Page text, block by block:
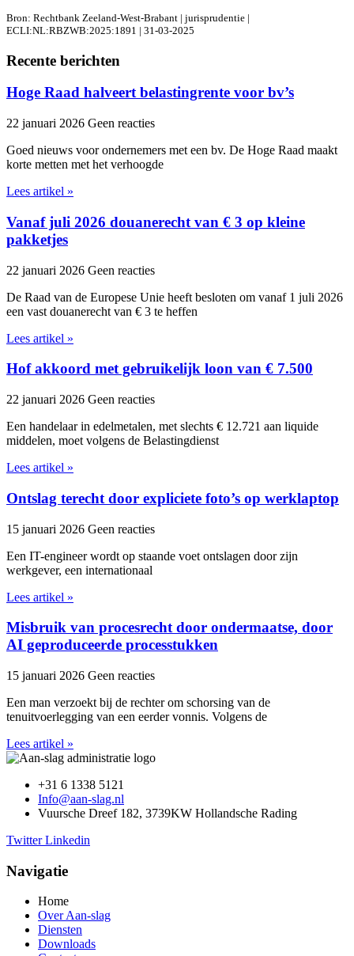
Bron: Rechtbank Zeeland-West-Brabant | jurisprudentie |
ECLI:NL:RBZWB:2025:1891 | 31-03-2025
Recente berichten
Hoge Raad halveert belastingrente voor bv’s
22 januari 2026 Geen reacties
Goed nieuws voor ondernemers met een bv. De Hoge Raad maakt
korte metten met het verhoogde
Lees artikel »
Vanaf juli 2026 douanerecht van € 3 op kleine
pakketjes
22 januari 2026 Geen reacties
De Raad van de Europese Unie heeft besloten om vanaf 1 juli 2026
een vast douanerecht van € 3 te heffen
Lees artikel »
Hof akkoord met gebruikelijk loon van € 7.500
22 januari 2026 Geen reacties
Een handelaar in edelmetalen, met slechts € 12.721 aan liquide
middelen, moet volgens de Belastingdienst
Lees artikel »
Ontslag terecht door expliciete foto’s op werklaptop
15 januari 2026 Geen reacties
Een IT-engineer wordt op staande voet ontslagen door zijn
werkgever, een internationaal
Lees artikel »
Misbruik van procesrecht door ondermaatse, door
AI geproduceerde processtukken
15 januari 2026 Geen reacties
Een man verzoekt bij de rechter om schorsing van de
tenuitvoerlegging van een eerder vonnis. Volgens de
Lees artikel »
+31 6 1338 5121
Info@aan-slag.nl
Vuursche Dreef 182, 3739KW Hollandsche Rading
Twitter Linkedin
Navigatie
Home
Over Aan-slag
Diensten
Downloads